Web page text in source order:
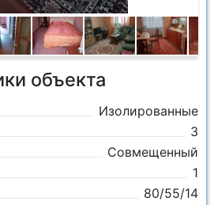
объекта
Изолированные
3
Совмещенный
1
80/55/14